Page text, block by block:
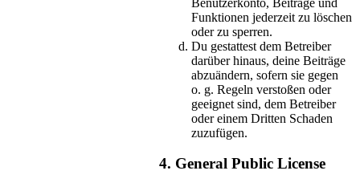
Funktionen jederzeit zu löschen
oder zu sperren.
Du gestattest dem Betreiber
darüber hinaus, deine Beiträge
abzuändern, sofern sie gegen
o. g. Regeln verstoßen oder
geeignet sind, dem Betreiber
oder einem Dritten Schaden
zuzufügen.
4. General Public License